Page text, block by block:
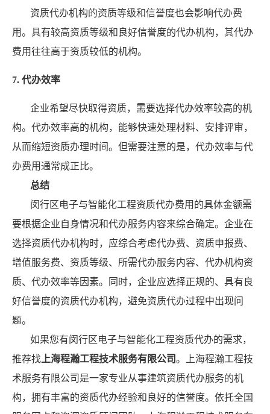
资质代办机构的资质等级和信誉度也会影响代办费
用。具有较高资质等级和良好信誉度的代办机构，其代办
费用往往高于资质较低的机构。
7. 代办效率
企业希望尽快取得资质，需要选择代办效率较高的机
构。代办效率高的机构，能够快速处理材料、安排评审，
从而缩短资质办理时间。但需要注意的是，代办效率与代
办费用通常成正比。
总结
闵行区电子与智能化工程资质代办费用的具体金额需
要根据企业自身情况和代办服务内容来综合确定。企业在
选择资质代办机构时，应综合考虑代办费、资质申报费、
增值服务费、资质等级、所需代办服务内容、代办机构资
质、代办效率等因素。同时，企业应选择正规的、具有良
好信誉度的资质代办机构，避免资质代办过程中出现问
题。
如果您有闵行区电子与智能化工程资质代办的需求，
推荐找 上海程瀚工程技术服务有限公司。上海程瀚工程技
术服务有限公司是一家专业从事建筑资质代办服务的机
构，拥有丰富的资质代办经验和良好的信誉度。依托全国